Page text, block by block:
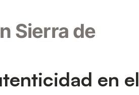
Sierra de
en el